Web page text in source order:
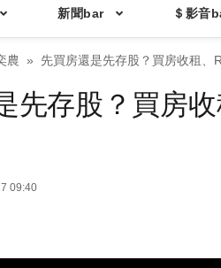
新聞bar ＄影音
農 先買房還是先存股？買房收租、
先存股？買房
09:40